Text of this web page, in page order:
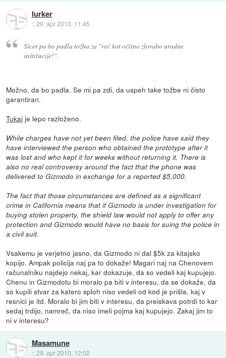
lurker
::29. apr 2010, 11:45
Sicer pa bo padla tožba za "več kot očitno zlorabo uradne
inštitucije!".
Možno, da bo padla. Se mi pa zdi, da uspeh take tožbe ni čisto
garantiran.
Tukaj je lepo razloženo.
While charges have not yet been filed, the police have said they
have interviewed the person who obtained the prototype after it
was lost and who kept it for weeks without returning it. There is
also no real controversy around the fact that the phone was
delivered to Gizmodo in exchange for a reported $5,000.
The fact that those circumstances are defined as a significant
crime in California means that if Gizmodo is under investigation for
buying stolen property, the shield law would not apply to offer any
protection and Gizmodo would have no basis for suing the police in
a civil suit.
Vsakemu je verjetno jasno, da Gizmodo ni dal $5k za kitajsko
kopijo. Ampak policija naj pa to dokaže! Magari naj na Chenovem
računalniku najdejo nekaj, kar dokazuje, da so vedeli kaj kupujejo.
Chenu in Gizmodotu bi moralo pa biti v interesu, da se dokaže, da
so kupili stvar za katero sploh niso vedeli od kod je prišla, kaj v
resnici je itd. Moralo bi jim biti v interesu, da preiskava potrdi to kar
sedaj trdijo, namreč, da niso imeli pojma kaj kupujejo. Zakaj jim to
ni v interesu?
Masamune
::29. apr 2010, 12:02